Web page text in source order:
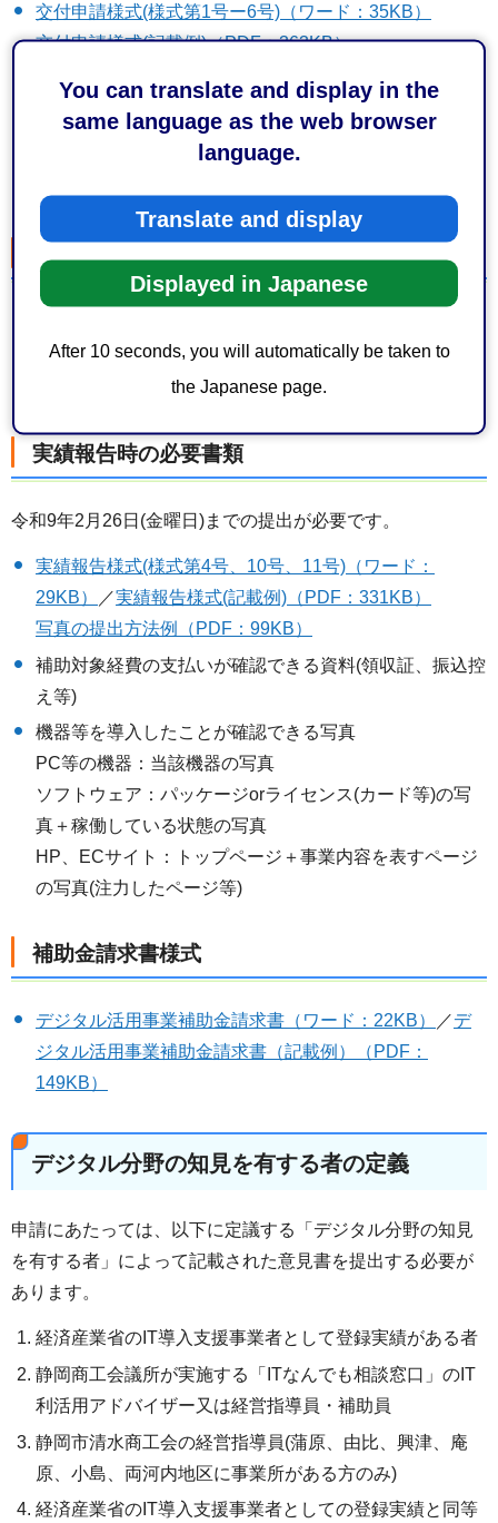
You can translate and display in the
same language as the web browser
language.
Translate and display
Displayed in Japanese
After 10 seconds, you will automatically be taken to
the Japanese page.
交付申請様式(様式第1号ー6号)（ワード：35KB）
交付申請様式(記載例)（PDF：363KB）
登記事項証明書(発行後3か月以内・申請者が法人の場合)
令和7年確定申告書の控えの写し(申請者が個人の場合)
構成員名簿(申請者が団体の場合)
変更申請時の必要書類
変更申請様式(記載例)（PDF：297KB）
変更申請の根拠となる資料
実績報告時の必要書類
令和9年2月26日(金曜日)までの提出が必要です。
実績報告様式(様式第4号、10号、11号)（ワード：
29KB）
／実績報告様式(記載例)（PDF：331KB）
写真の提出方法例（PDF：99KB）
補助対象経費の支払いが確認できる資料(領収証、振込控
え等)
機器等を導入したことが確認できる写真
PC等の機器：当該機器の写真
ソフトウェア：パッケージorライセンス(カード等)の写
真＋稼働している状態の写真
HP、ECサイト：トップページ＋事業内容を表すページ
の写真(注力したページ等)
補助金請求書様式
デジタル活用事業補助金請求書（ワード：22KB） ／デ
ジタル活用事業補助金請求書（記載例）（PDF：
149KB）
デジタル分野の知見を有する者の定義
申請にあたっては、以下に定議する「デジタル分野の知見
を有する者」によって記載された意見書を提出する必要が
あります。
経済産業省のIT導入支援事業者として登録実績がある者
静岡商工会議所が実施する「ITなんでも相談窓口」のIT
利活用アドバイザー又は経営指導員・補助員
静岡市清水商工会の経営指導員(蒲原、由比、興津、庵
原、小島、両河内地区に事業所がある方のみ)
経済産業省のIT導入支援事業者としての登録実績と同等